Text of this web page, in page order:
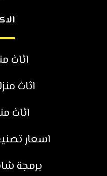
اثاث
اثاث
اثاث
اسعار
برمجة